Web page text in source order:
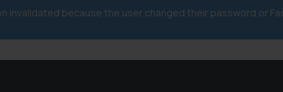
invalidated because the user changed their password or